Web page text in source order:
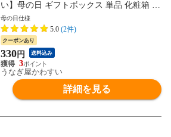
い】母の日 ギフトボックス 単品 化粧箱 た
て38cm×幅18cm×高さ5.5cm ギフトボック
ス ギフト プレゼント お母さん
母の日仕様
5.0 (2件)
クーポンあり
330円 送料込み
3
うなぎ屋かわすい
詳細を見る